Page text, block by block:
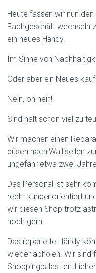
Heute fassen wir nun
Fachgeschäft wechseln
ein neues Händy.
Im Sinne von
Oder aber ein Neues
Nein, oh nein!
Sind halt schon viel zu
Wir machen einen
düsen nach Wallisellen
ungefähr etwa zwei
Das Personal ist sehr
recht kundenorientiert
wir diesen Shop trotz
noch gern.
Das reparierte Händy
wieder abholen. Wir sind
Shoppingpalast